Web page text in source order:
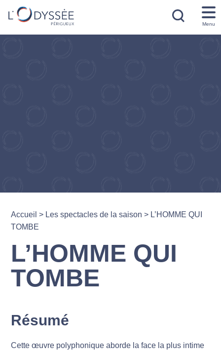
Menu
Accueil > Les spectacles de la saison > L’HOMME QUI
TOMBE
L’HOMME QUI
TOMBE
Résumé
Cette œuvre polyphonique aborde la face la plus intime